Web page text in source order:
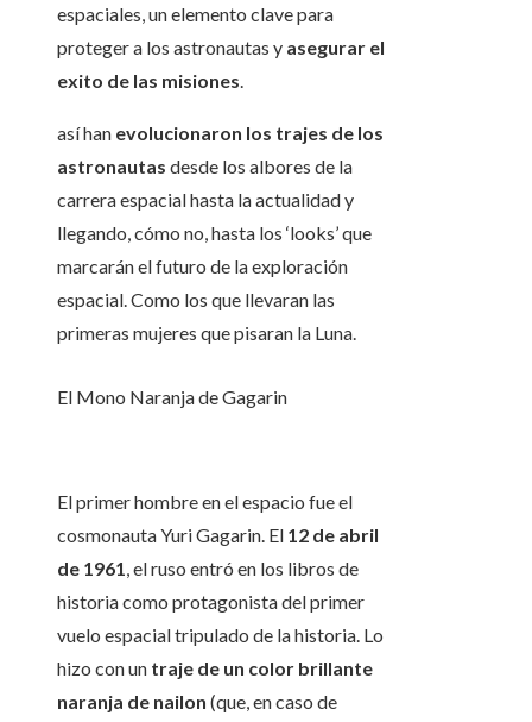
espaciales, un elemento clave para
proteger a los astronautas y asegurar el
exito de las misiones.
así han evolucionaron los trajes de los
astronautas desde los albores de la
carrera espacial hasta la actualidad y
llegando, cómo no, hasta los ‘looks’ que
marcarán el futuro de la exploración
espacial. Como los que llevaran las
primeras mujeres que pisaran la Luna.
El Mono Naranja de Gagarin
El primer hombre en el espacio fue el
cosmonauta Yuri Gagarin. El 12 de abril
de 1961, el ruso entró en los libros de
historia como protagonista del primer
vuelo espacial tripulado de la historia. Lo
hizo con un traje de un color brillante
naranja de nailon (que, en caso de